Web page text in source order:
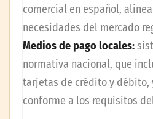
comercial en español,
necesidades del mercado
Medios de pago locales:
normativa nacional, que
tarjetas de crédito y débito,
conforme a los requisitos del